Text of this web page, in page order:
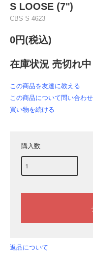
S LOOSE (7")
CBS S 4623
0円(税込)
在庫状況 売切れ中
この商品を友達に教える
この商品について問い合わ
買い物を続ける
購入数
返品について